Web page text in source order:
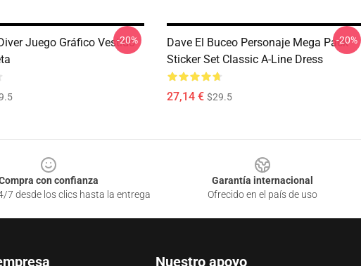
Juego Gráfico Vestido
-20%
Dave El Buceo Personaje Mega Pack
Sticker Set Classic A-Line Dress
27,14 € $29.5
-20%
con confianza
7 desde los clics hasta la entrega
Garantía internacional
Ofrecido en el país de uso
Nuestro apoyo